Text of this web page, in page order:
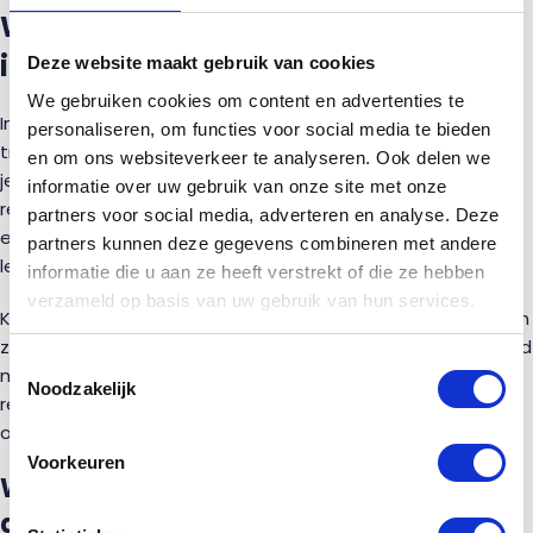
Deze website maakt gebruik van cookies
We gebruiken cookies om content en advertenties te
personaliseren, om functies voor social media te bieden
en om ons websiteverkeer te analyseren. Ook delen we
informatie over uw gebruik van onze site met onze
partners voor social media, adverteren en analyse. Deze
partners kunnen deze gegevens combineren met andere
informatie die u aan ze heeft verstrekt of die ze hebben
verzameld op basis van uw gebruik van hun services.
Noodzakelijk
Voorkeuren
Waar moet je op letten bij
intensiever gebruik?
In de meeste huishoudens voldoet een standaard
traptrede ruim aan de dagelijkse belasting. Maar gebruik je
je trap intensiever, bijvoorbeeld bij een gezin met kinderen,
regelmatig sjouwen met zware spullen of als de trap naar
een werkkamer leidt, dan is het extra belangrijk om te
letten op materiaaldikte en bevestiging.
Kies in dat geval bij voorkeur voor een hardere houtsoort en
zorg dat de treden goed ondersteund worden, bijvoorbeeld
met gesloten stootborden of extra tussenregels. Ook het
regelmatig controleren van bouten of verbindingen helpt
om slijtage of speling op tijd te signaleren en te verhelpen.
Wil je zeker weten dat jouw trap sterk
genoeg is?